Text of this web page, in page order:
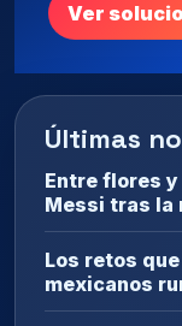
Ver
Últimas
Entre flores
Messi tras la
Los retos
mexicanos